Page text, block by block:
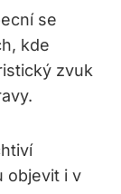
se
kde
zvuk
objevit i v